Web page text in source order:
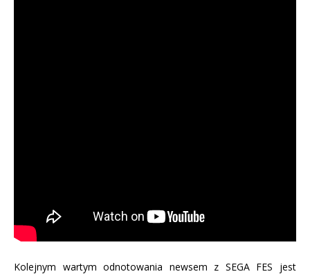
Kolejnym wartym odnotowania newsem z SEGA FES jest